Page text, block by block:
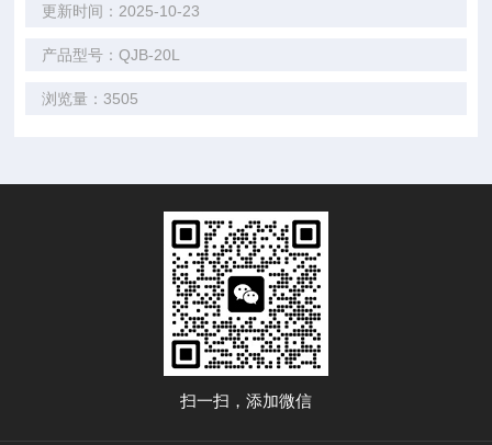
更新时间：2025-10-23
产品型号：QJB-20L
浏览量：3505
扫一扫，添加微信